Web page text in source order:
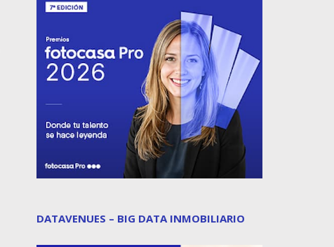
DATAVENUES – BIG DATA INMOBILIARIO